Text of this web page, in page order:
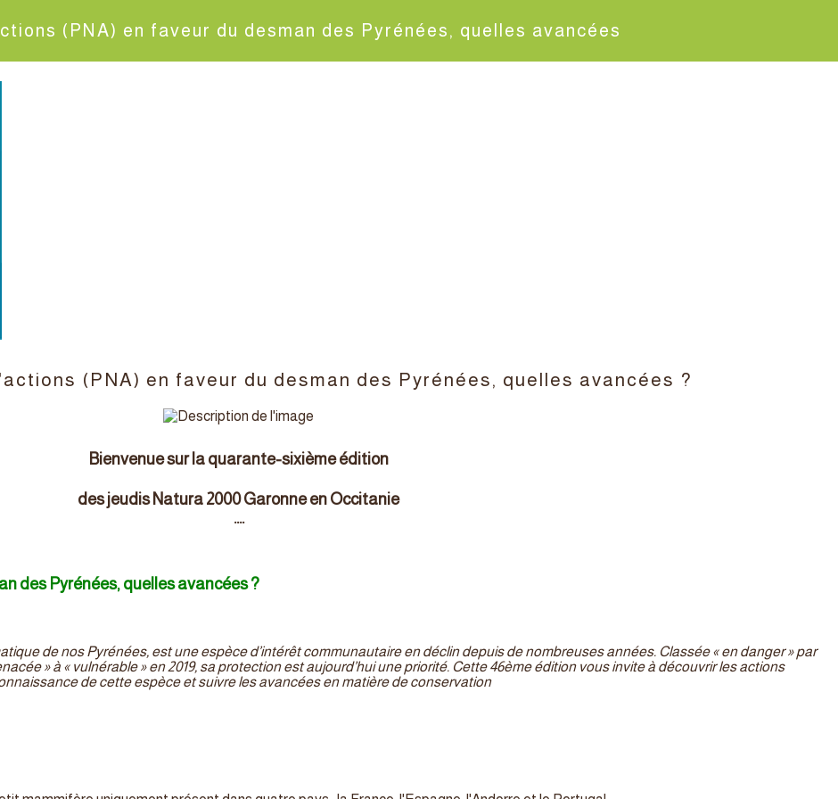
(PNA) en faveur du desman des Pyrénées, quelles avancées
(PNA) en faveur du desman des Pyrénées, quelles avancées ?
Bienvenue sur la quarante-sixième édition
des jeudis Natura 2000 Garonne en Occitanie
....
des Pyrénées, quelles avancées ?
de nos Pyrénées, est une espèce d’intérêt communautaire en déclin depuis de nombreuses années. Classée « en danger » par
» à « vulnérable » en 2019, sa protection est aujourd’hui une priorité. Cette 46ème édition vous invite à découvrir les actions
de cette espèce et suivre les avancées en matière de conservation